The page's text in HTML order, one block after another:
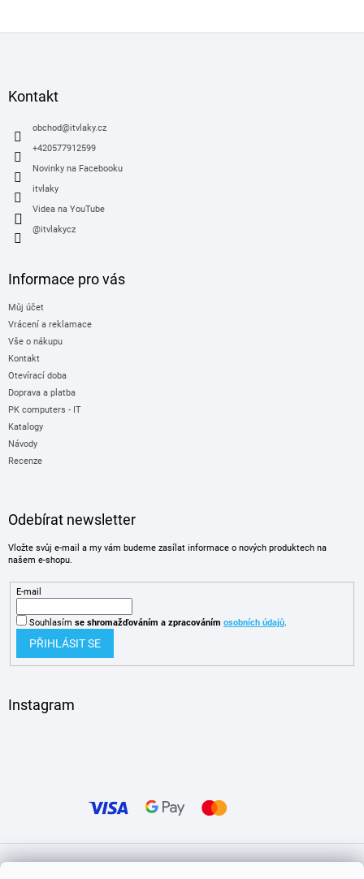
Kontakt
obchod@itvlaky.cz
+420577912599
Novinky na Facebooku
itvlaky
Videa na YouTube
@itvlakycz
Informace pro vás
Můj účet
Vrácení a reklamace
Vše o nákupu
Kontakt
Otevírací doba
Doprava a platba
PK computers - IT
Katalogy
Návody
Recenze
Odebírat newsletter
Vložte svůj e-mail a my vám budeme zasílat informace o nových produktech na
našem e-shopu.
E-mail
Souhlasím se shromažďováním a zpracováním osobních údajů.
PŘIHLÁSIT SE
Instagram